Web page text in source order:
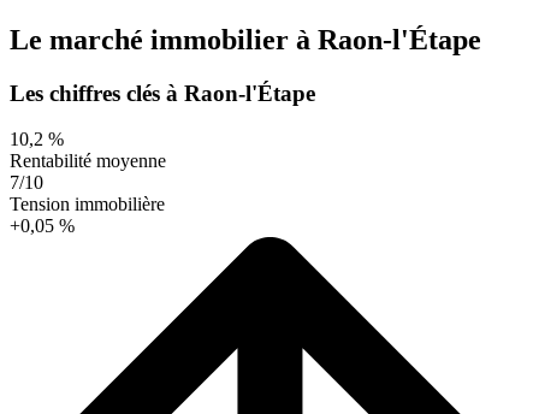
Le marché immobilier à Raon-l'Étape
Les chiffres clés à Raon-l'Étape
10,2 %
Rentabilité moyenne
7/10
Tension immobilière
+0,05 %